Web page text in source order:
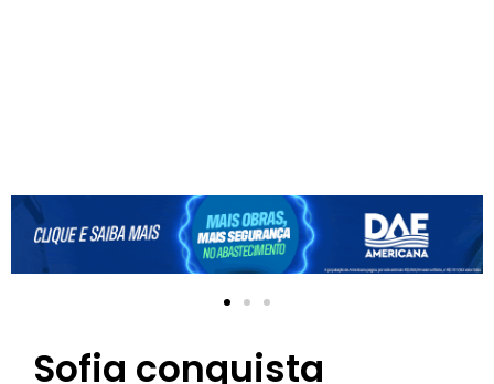
Sofia conquista